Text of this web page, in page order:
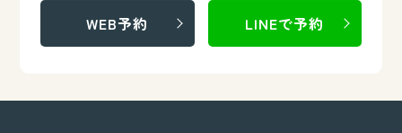
WEB予約 LINEで予約